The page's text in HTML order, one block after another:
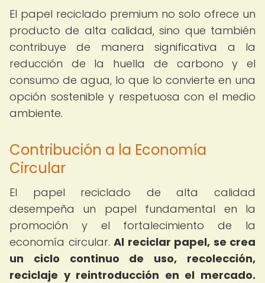
El papel reciclado premium no solo ofrece un
producto de alta calidad, sino que también
contribuye de manera significativa a la
reducción de la huella de carbono y el
consumo de agua, lo que lo convierte en una
opción sostenible y respetuosa con el medio
ambiente.
Contribución a la Economía
Circular
El papel reciclado de alta calidad
desempeña un papel fundamental en la
promoción y el fortalecimiento de la
economía circular. Al reciclar papel, se crea
un ciclo continuo de uso, recolección,
reciclaje y reintroducción en el mercado.